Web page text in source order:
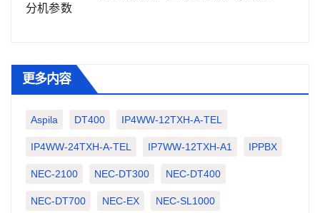
分机参数
更多内容
Aspila DT400 IP4WW-12TXH-A-TEL
IP4WW-24TXH-A-TEL IP7WW-12TXH-A1 IPPBX
NEC-2100 NEC-DT300 NEC-DT400
NEC-DT700 NEC-EX NEC-SL1000